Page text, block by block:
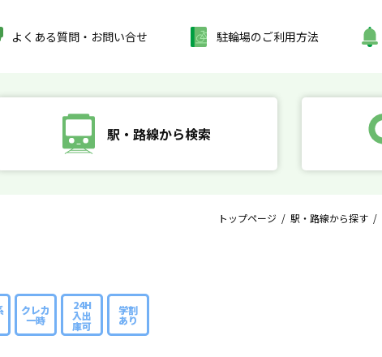
よくある質問・お問い合せ 駐輪場のご利用方法
駅・路線から検索
トップページ / 駅・路線から探す /
クレカ
一時
24H
入出
庫可
学割
あり